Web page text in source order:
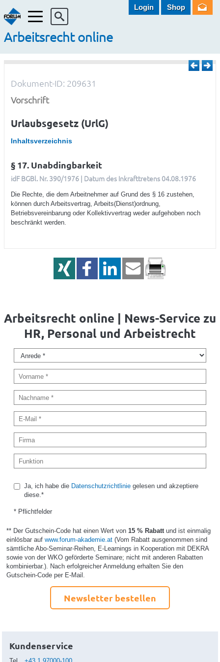
Menü
Arbeitsrecht online
Login Shop
Dokument-ID: 209631
Vorschrift
Urlaubsgesetz (UrlG)
Inhaltsverzeichnis
§ 17. Unabdingbarkeit
idF BGBl. Nr. 390/1976 | Datum des Inkrafttretens 04.08.1976
Die Rechte, die dem Arbeitnehmer auf Grund des § 16 zustehen,
können durch Arbeitsvertrag, Arbeits(Dienst)ordnung,
Betriebsvereinbarung oder Kollektivvertrag weder aufgehoben noch
beschränkt werden.
Arbeitsrecht online | News-Service zu
HR, Personal und Arbeistrecht
Ja, ich habe die Datenschutzrichtliniegelesen und akzeptiere
diese.*
* Pflichtfelder
** Der Gutschein-Code hat einen Wert von 15 % Rabatt und ist einmalig
einlösbar auf www.forum-akademie.at(Vom Rabatt ausgenommen sind
sämtliche Abo-Seminar-Reihen, E-Learnings in Kooperation mit DEKRA
sowie von der WKO geförderte Seminare; nicht mit anderen Rabatten
kombinierbar.). Nach erfolgreicher Anmeldung erhalten Sie den
Gutschein-Code per E-Mail.
Newsletter bestellen
Kundenservice